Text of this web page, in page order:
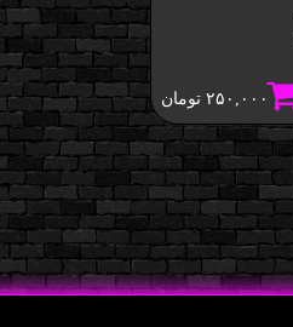
۲۵۰,۰۰۰ تومان
اسفنجی
10006/012